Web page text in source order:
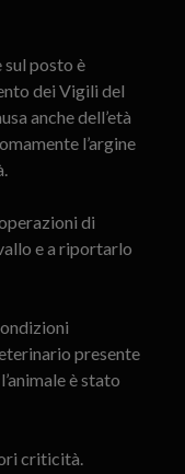
sul posto è
dei Vigili del
anche dell’età
l’argine
di
e a riportarlo
presente
è stato
criticità.